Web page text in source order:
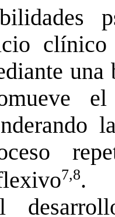
clínico
una
7,8.